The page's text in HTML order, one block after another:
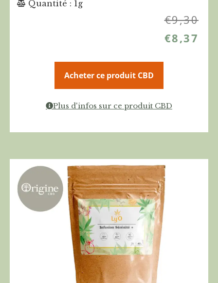
Quantité : 1g
€9,30
€8,37
Acheter ce produit CBD
Plus d'infos sur ce produit CBD